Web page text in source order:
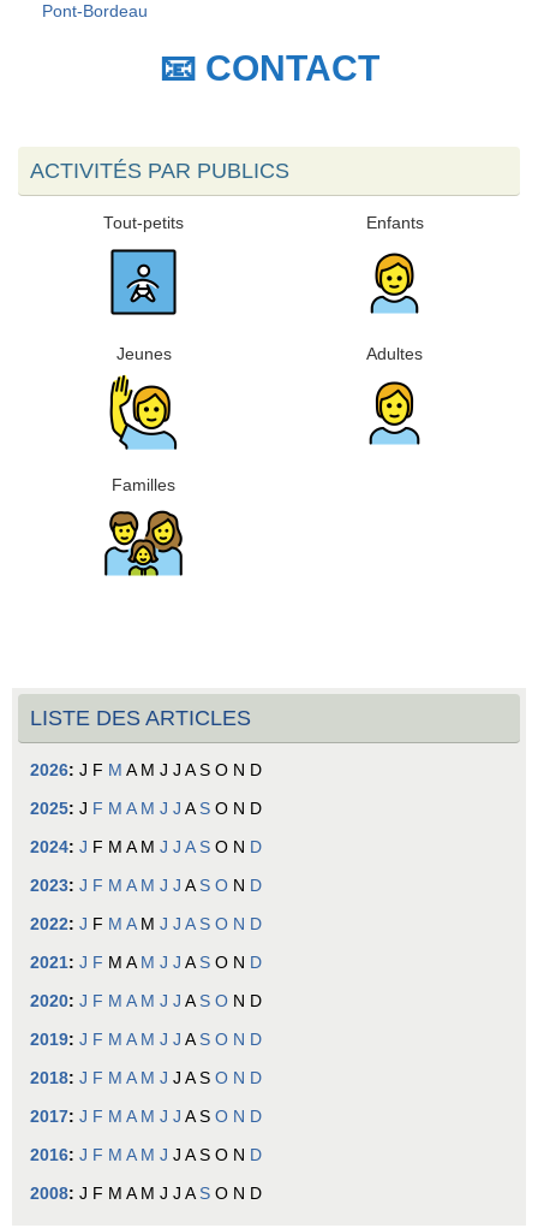
Pont-Bordeau
📧 CONTACT
ACTIVITÉS PAR PUBLICS
Tout-petits Enfants
Jeunes Adultes
Familles
LISTE DES ARTICLES
2026: J F M A M J J A S O N D
2025: J F M A M J J A S O N D
2024: J F M A M J J A S O N D
2023: J F M A M J J A S O N D
2022: J F M A M J J A S O N D
2021: J F M A M J J A S O N D
2020: J F M A M J J A S O N D
2019: J F M A M J J A S O N D
2018: J F M A M J J A S O N D
2017: J F M A M J J A S O N D
2016: J F M A M J J A S O N D
2008: J F M A M J J A S O N D